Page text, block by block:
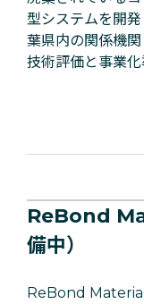
型システムを開
葉県内の関係機
技術評価と事業化
ReBond
備中）
ReBond